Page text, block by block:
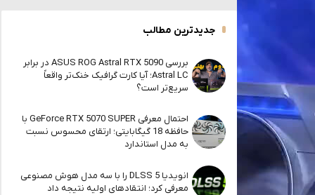
جدیدترین مطالب
بررسی ASUS ROG Astral RTX 5090 در برابر
Astral LC؛ آیا کارت گرافیک خنک‌تر واقعاً
سریع‌تر است؟
احتمال معرفی GeForce RTX 5070 SUPER با
حافظه 18 گیگابایتی؛ ارتقای محسوس نسبت
به مدل استاندارد
انویدیا DLSS 5 را با سه مدل هوش مصنوعی
معرفی کرد؛ انتقادهای اولیه نتیجه داد